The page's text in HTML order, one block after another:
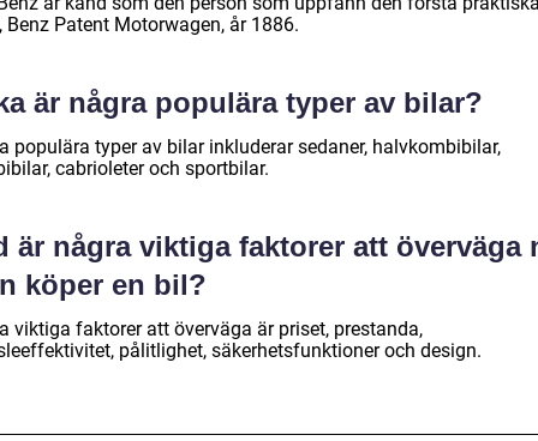
Benz Patent Motorwagen, år 1886.
är några populära typer av bilar?
populära typer av bilar inkluderar sedaner, halvkombibilar,
cabrioleter och sportbilar.
är några viktiga faktorer att överväga
köper en bil?
viktiga faktorer att överväga är priset, prestanda,
pålitlighet, säkerhetsfunktioner och design.